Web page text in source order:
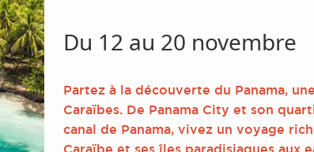
Du 12 au 20 novembre
Partez à la découverte du Panama,
Caraïbes. De Panama City et son
canal de Panama, vivez un voyage
Caraïbe et ses îles paradisiaques aux